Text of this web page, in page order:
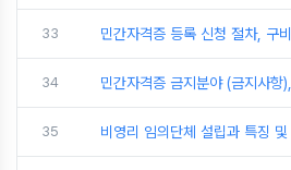
33 민간자격증 등록 신청 절차, 구
34 민간자격증 금지분야 (금지사항
35 비영리 임의단체 설립과 특징